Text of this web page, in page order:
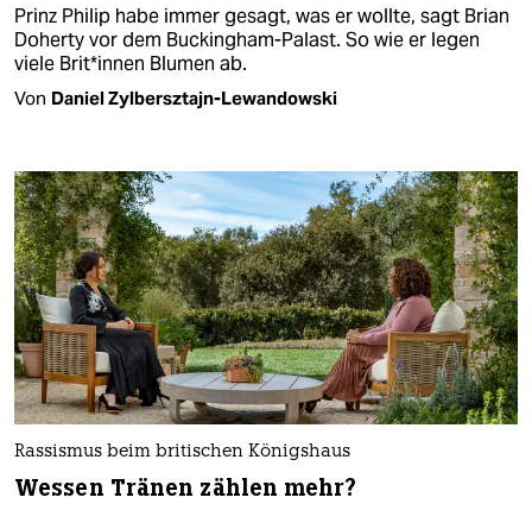
Prinz Philip habe immer gesagt, was er wollte, sagt Brian
Doherty vor dem Buckingham-Palast. So wie er legen
viele Bri­t*in­nen Blumen ab.
Von Daniel Zylbersztajn-Lewandowski
Rassismus beim britischen Königshaus
Wessen Tränen zählen mehr?